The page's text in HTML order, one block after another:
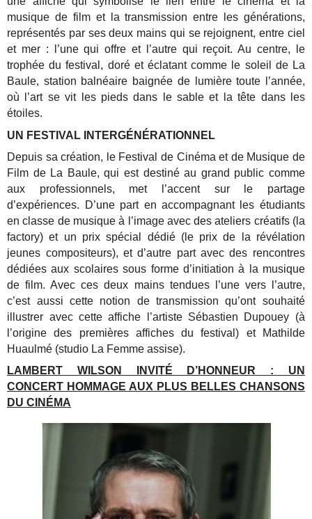
musique de film et la transmission entre les générations,
représentés par ses deux mains qui se rejoignent, entre ciel
et mer : l’une qui offre et l’autre qui reçoit. Au centre, le
trophée du festival, doré et éclatant comme le soleil de La
Baule, station balnéaire baignée de lumière toute l’année,
où l’art se vit les pieds dans le sable et la tête dans les
étoiles.
UN FESTIVAL INTERGÉNÉRATIONNEL
Depuis sa création, le Festival de Cinéma et de Musique de
Film de La Baule, qui est destiné au grand public comme
aux professionnels, met l’accent sur le partage
d’expériences. D’une part en accompagnant les étudiants
en classe de musique à l’image avec des ateliers créatifs (la
factory) et un prix spécial dédié (le prix de la révélation
jeunes compositeurs), et d’autre part avec des rencontres
dédiées aux scolaires sous forme d’initiation à la musique
de film.Avec ces deux mains tendues l’une vers l’autre,
c’est aussi cette notion de transmission qu’ont souhaité
illustrer avec cette affiche l’artiste Sébastien Dupouey (à
l’origine des premières affiches du festival) et Mathilde
Huaulmé (studio La Femme assise).
LAMBERT WILSON INVITÉ D’HONNEUR : UN
CONCERT HOMMAGE AUX PLUS BELLES CHANSONS
DU CINÉMA